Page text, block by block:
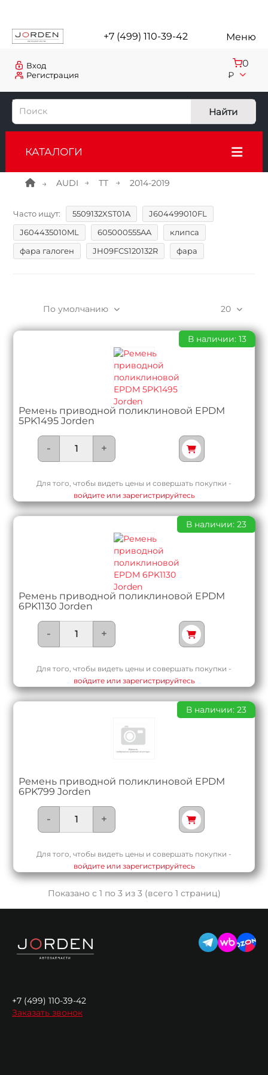
+7 (499) 110-39-42 Меню
Регистрация
Вход 0
₽
Найти
КАТАЛОГИ
AUDI TT 2014-2019
Часто ищут: 5509132XST01A
J604499010FL
J604435010ML
605000555AA
клипса
фара галоген
JH09FCS120132R фара
20
По умолчанию
Ремень приводной поликлиновой EPDM
5PK1495 Jorden
В наличии: 13
- +
Для того, чтобы видеть цены и совершать покупки -
войдите или зарегистрируйтесь
Ремень приводной поликлиновой EPDM
6PK1130 Jorden
В наличии: 23
- +
Для того, чтобы видеть цены и совершать покупки -
войдите или зарегистрируйтесь
Ремень приводной поликлиновой EPDM
6PK799 Jorden
В наличии: 23
- +
Для того, чтобы видеть цены и совершать покупки -
войдите или зарегистрируйтесь
Показано с 1 по 3 из 3 (всего 1 страниц)
+7 (499) 110-39-42
Заказать звонок